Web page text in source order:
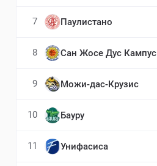
7 Паулистано
8 Сан Жосе Дус Кампус
9 Можи-дас-Крузис
10 Бауру
11 Унифасиса